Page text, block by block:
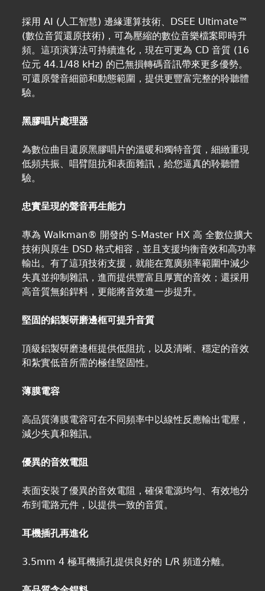
採用 AI (人工智慧) 邊緣運算技術、DSEE Ultimate™
(數位音質還原技術)，可為壓縮的數位音樂檔案即時升
頻。這項演算法可持續進化，現在可更為 CD 音質 (16
位元 44.1/48 kHz) 的已無損轉碼音訊帶來更多優勢。
可還原聲音細節和動態範圍，提供更豐富完整的聆聽體
驗。
黑膠唱片處理器
為數位曲目還原黑膠唱片的溫暖和獨特音質，細緻重現
低頻共振、唱臂阻抗和表面雜訊，給您逼真的聆聽體
驗。
忠實呈現的聲音再生能力
專為 Walkman® 開發的 S-Master HX 高 全數位擴大
技術與原生 DSD 格式相容，並且支援均衡音效和高功率
輸出。有了這項技術支援，就能在寬廣頻率範圍中減少
失真並抑制雜訊，進而提供豐富且厚實的音效；還採用
高音質無鉛銲料，更能將音效進一步提升。
堅固的鋁製研磨邊框可提升音質
頂級鋁製研磨邊框提供低阻抗，以及清晰、穩定的音效
和紮實低音所需的極佳堅固性。
薄膜電容
高品質薄膜電容可在不同頻率中以線性反應輸出電壓，
減少失真和雜訊。
優異的音效電阻
表面安裝了優異的音效電阻，確保電源均勻、有效地分
布到電路元件，以提供一致的音質。
耳機插孔再進化
3.5mm 4 極耳機插孔提供良好的 L/R 頻道分離。